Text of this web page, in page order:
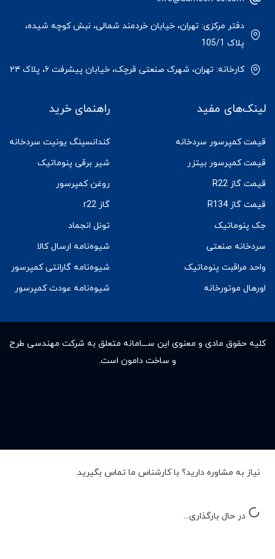
دفتر مرکزی: تهران، خیابان خردمند شمالی، نبش کوچه شیده،
پلاک 105/1
کارخانه: تهران، شهرک صنعتی قرچک، خیابان پیشرفت ۶، پلاک ۲۴
لینک‌های مفید
قیمت کمپرسور سردخانه
قیمت کمپرسور بیتزر
قیمت گاز R22
قیمت گاز R134
جک پنوماتیک
سردخانه صنعتی
واحد مراقبت پنوماتیک
اورهال موتورخانه
راهنمای خرید
کندانسینگ یونیت سردخانه
شیر برقی پنوماتیک
روغن کمپرسور
گاز r22
تونل انجماد
شیوه‌نامه ارسال کالا
شیوه‌نامه گارانتی کمپرسور
شیوه‌نامه عودت کمپرسور
کلیه حقوق مادى و معنوى این ســـامانه متعلق به شرکت مهندسی طرح
و ساخت دامون است.
نیاز به مشاوره دارید؟ با کارشناس ما تماس بگیرید.
در حال بارگذاری...